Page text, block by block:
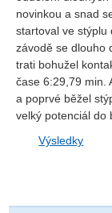
novinkou a snad
startoval ve stýplu
závodě se dlouho
trati bohužel
čase 6:29,79 min.
a poprvé běžel
velký potenciál do
Výsledky